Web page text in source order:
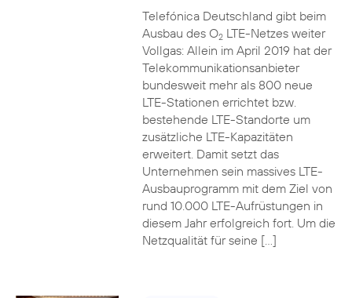
Telefónica Deutschland gibt beim
Ausbau des O2LTE-Netzes weiter
Vollgas: Allein im April 2019 hat der
Telekommunikationsanbieter
bundesweit mehr als 800 neue
LTE-Stationen errichtet bzw.
bestehende LTE-Standorte um
zusätzliche LTE-Kapazitäten
erweitert. Damit setzt das
Unternehmen sein massives LTE-
Ausbauprogramm mit dem Ziel von
rund 10.000 LTE-Aufrüstungen in
diesem Jahr erfolgreich fort. Um die
Netzqualität für seine […]